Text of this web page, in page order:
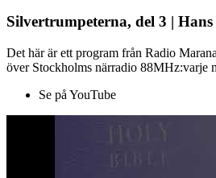
Silvertrumpeterna, del 3 |
Det här är ett program från Radio
över Stockholms närradio 88MHz:varje
Se på YouTube